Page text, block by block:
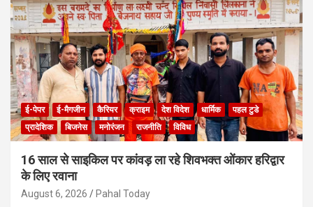
ई-पेपर ई-मैगजीन कैरियर क्राइम देश विदेश धार्मिक
पहल टुडे
प्रादेशिक
बिजनेस मनोरंजन राजनीति विविध
16 साल से साइकिल पर कांवड़ ला रहे शिवभक्त ओंकार हरिद्वार
के लिए रवाना
August 6, 2026 Pahal Today